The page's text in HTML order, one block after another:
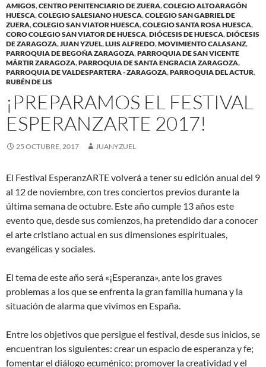
AMIGOS,CENTRO PENITENCIARIO DE ZUERA,COLEGIO ALTOARAGÓN
HUESCA,COLEGIO SALESIANO HUESCA,COLEGIO SAN GABRIEL DE
ZUERA,COLEGIO SAN VIATOR HUESCA,COLEGIO SANTA ROSA HUESCA,
CORO COLEGIO SAN VIATOR DE HUESCA,DIÓCESIS DE HUESCA,DIÓCESIS
DE ZARAGOZA,JUAN YZUEL,LUIS ALFREDO,MOVIMIENTO CALASANZ,
PARROQUIA DE BEGOÑA ZARAGOZA,PARROQUIA DE SAN VICENTE
MÁRTIR ZARAGOZA,PARROQUIA DE SANTA ENGRACIA ZARAGOZA,
PARROQUIA DE VALDESPARTERA - ZARAGOZA,PARROQUIA DEL ACTUR,
RUBÉN DE LIS
¡PREPARAMOS EL FESTIVAL
ESPERANZARTE 2017!
25 OCTUBRE, 2017 JUANYZUEL
El Festival EsperanzARTE volverá a tener su edición anual del 9
al 12 de noviembre, con tres conciertos previos durante la
última semana de octubre. Este año cumple 13 años este
evento que, desde sus comienzos, ha pretendido dar a conocer
el arte cristiano actual en sus dimensiones espirituales,
evangélicas y sociales.
El tema de este año será «¡Esperanza», ante los graves
problemas a los que se enfrenta la gran familia humana y la
situación de alarma que vivimos en España.
Entre los objetivos que persigue el festival, desde sus inicios, se
encuentran los siguientes: crear un espacio de esperanza y fe;
fomentar el diálogo ecuménico; promover la creatividad y el